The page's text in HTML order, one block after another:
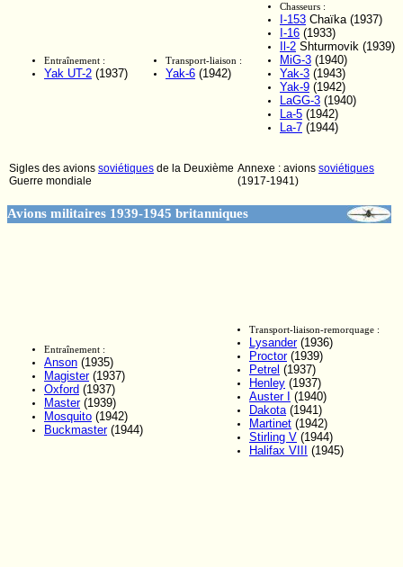
Entraînement :
Yak UT-2 (1937)
Transport-liaison :
Yak-6 (1942)
Chasseurs :
I-153 Chaïka (1937)
I-16 (1933)
Il-2 Shturmovik (1939)
MiG-3 (1940)
Yak-3 (1943)
Yak-9 (1942)
LaGG-3 (1940)
La-5 (1942)
La-7 (1944)
Sigles des avions soviétiques de la Deuxième
Guerre mondiale
Annexe : avions soviétiques
(1917-1941)
Avions militaires 1939-1945 britanniques
Entraînement :
Anson (1935)
Magister(1937)
Oxford (1937)
Master(1939)
Mosquito (1942)
Buckmaster(1944)
Transport-liaison-remorquage :
Lysander(1936)
Proctor(1939)
Petrel (1937)
Henley (1937)
Auster I (1940)
Dakota (1941)
Martinet (1942)
Stirling V (1944)
Halifax VIII (1945)